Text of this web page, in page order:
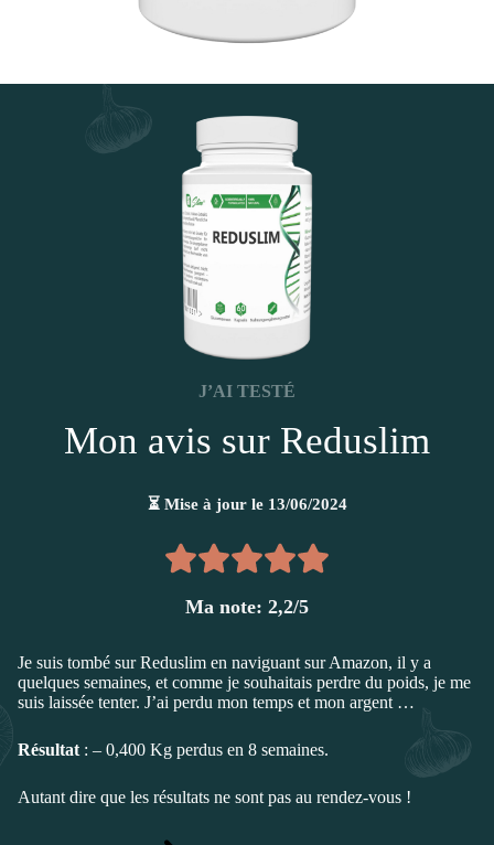
J’AI TESTÉ
Mon avis sur Reduslim
⏳ Mise à jour le 13/06/2024
Ma note: 2,2/5
Je suis tombé sur Reduslim en naviguant sur Amazon, il y a
quelques semaines, et comme je souhaitais perdre du poids, je me
suis laissée tenter. J’ai perdu mon temps et mon argent …
Résultat : – 0,400 Kg perdus en 8 semaines.
Autant dire que les résultats ne sont pas au rendez-vous !